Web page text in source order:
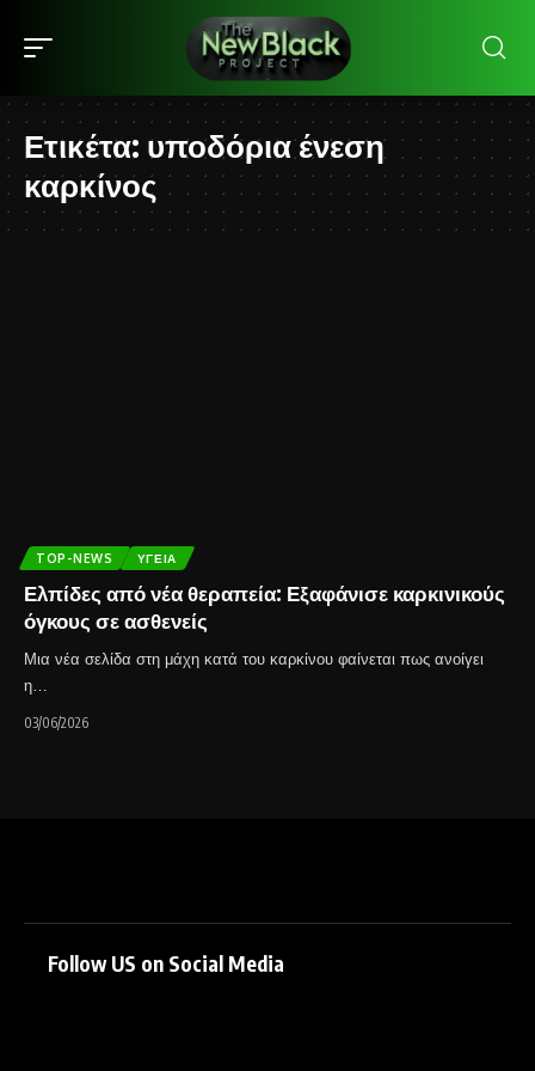
Ετικέτα: υποδόρια ένεση
καρκίνος
TOP-NEWS ΥΓΕΊΑ
Ελπίδες από νέα θεραπεία: Εξαφάνισε καρκινικούς
όγκους σε ασθενείς
Μια νέα σελίδα στη μάχη κατά του καρκίνου φαίνεται πως ανοίγει
η…
03/06/2026
Follow US on Social Media